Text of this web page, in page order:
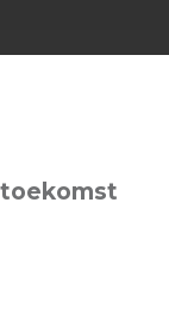
toekomst